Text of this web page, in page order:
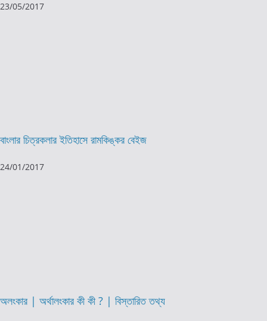
23/05/2017
বাংলার চিত্রকলার ইতিহাসে রামকিঙ্কর বেইজ
24/01/2017
অলংকার | অর্থালংকার কী কী ? | বিস্তারিত তথ্য